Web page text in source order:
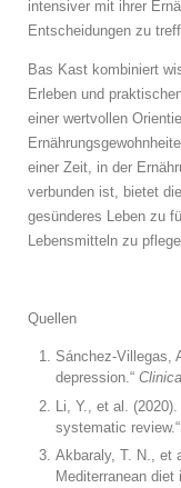
intensiver mit ihrer
Entscheidungen zu
Bas Kast kombiniert
Erleben und
einer wertvollen
einer Zeit, in der
verbunden ist, bietet
gesünderes Leben zu
Lebensmitteln zu
Quellen
Sánchez-Villegas,
depression.“
Li, Y., et al.
systematic review.“
Akbaraly, T. N., et
Mediterranean